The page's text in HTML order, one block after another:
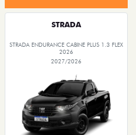
STRADA
STRADA ENDURANCE CABINE PLUS 1.3 FLEX
2026
2027/2026